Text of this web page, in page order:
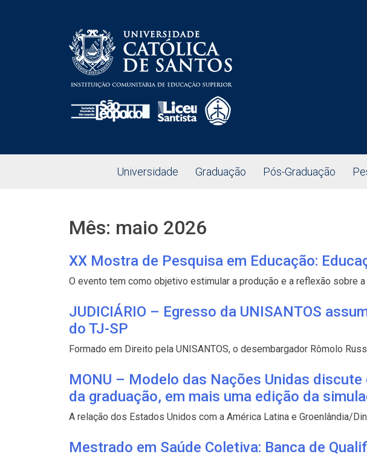
Universidade Graduação Pós-Graduação
Mês: maio 2026
XX Mostra de Pesquisa em Educação:
O evento tem como objetivo estimular a produção e a reflexão sobre
JUDICIÁRIO – Egresso da UNISANTOS
do TJ-SP
Formado em Direito pela UNISANTOS, o desembargador Rômolo
MONU – Modelo das Nações Unidas
da graduação, em mais uma edição da
A relação dos Estados Unidos com a América Latina e Groenlândia/
Mestrado em Saúde Coletiva: Banca de